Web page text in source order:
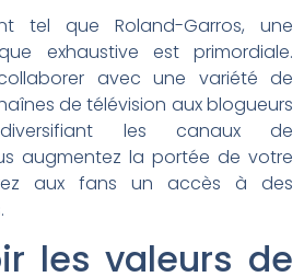
tel que Roland-Garros, une
exhaustive est primordiale.
avec une variété de
de télévision aux blogueurs
les canaux de
augmentez la portée de votre
aux fans un accès à des
les valeurs de